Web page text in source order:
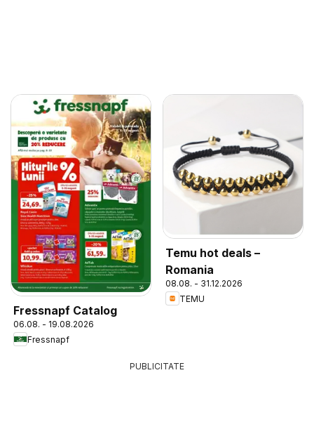
Fressnapf Catalog
06.08. - 19.08.2026
Fressnapf
Temu hot deals –
Romania
08.08. - 31.12.2026
TEMU
PUBLICITATE